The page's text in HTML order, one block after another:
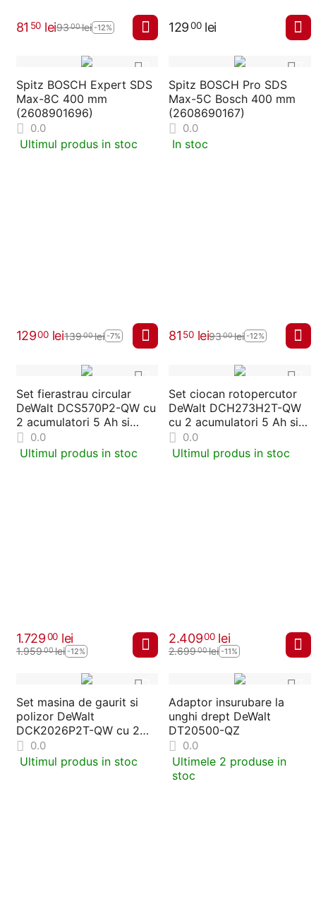
81 50 lei9300lei -12% 12900 lei
Spitz BOSCH Expert SDS
Max-8C 400 mm
(2608901696)
0.0
Ultimul produs in stoc
12900 lei13900lei -7%
Spitz BOSCH Pro SDS
Max-5C Bosch 400 mm
(2608690167)
0.0
In stoc
81 50 lei9300lei -12%
Set fierastrau circular
DeWalt DCS570P2-QW cu
2 acumulatori 5 Ah si
incarcator
0.0
Ultimul produs in stoc
1.72900 lei
1.95900lei -12%
Set ciocan rotopercutor
DeWalt DCH273H2T-QW
cu 2 acumulatori 5 Ah si
incarcator
0.0
Ultimul produs in stoc
2.40900 lei
2.69900lei -11%
Set masina de gaurit si
polizor DeWalt
DCK2026P2T-QW cu 2
acumulatori 5 Ah si
incarcator
0.0
Ultimul produs in stoc
Adaptor insurubare la
unghi drept DeWalt
DT20500-QZ
0.0
Ultimele 2 produse in
stoc